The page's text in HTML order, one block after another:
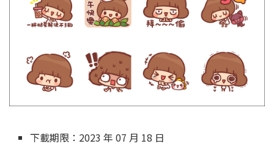
下載期限：2023 年 07 月 18 日